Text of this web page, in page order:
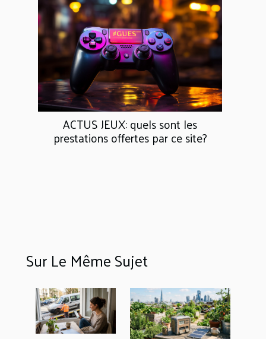
ACTUS JEUX: quels sont les
prestations offertes par ce site?
Sur Le Même Sujet